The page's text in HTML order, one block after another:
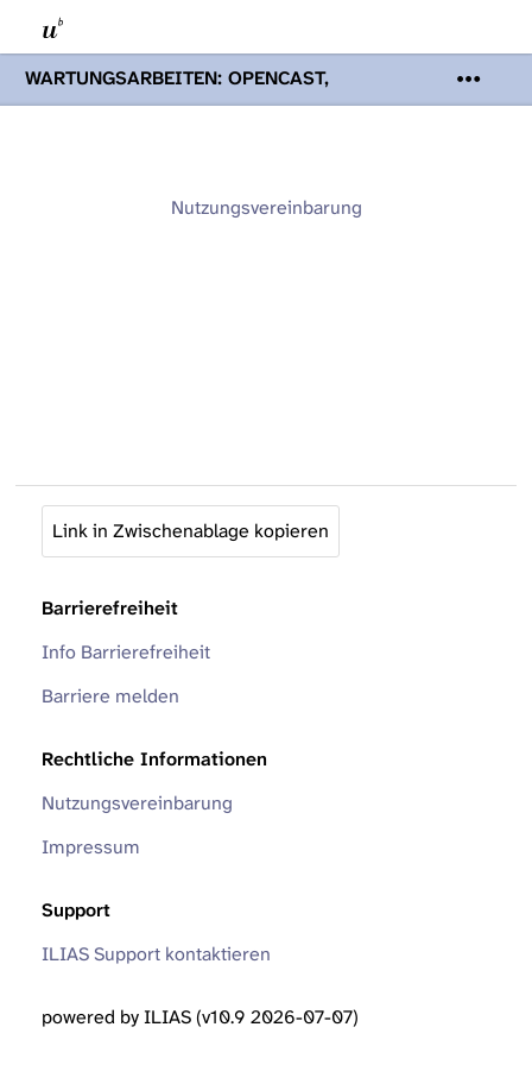
WARTUNGSARBEITEN: OPENCAST,
PODCASTS & TOBIRA
Mi 19. August
Opencast-Videos und Tobira nicht zur
Nutzungsvereinbarung
Link in Zwischenablage kopieren
Barrierefreiheit
Info Barrierefreiheit
Barriere melden
Rechtliche Informationen
Nutzungsvereinbarung
Impressum
Support
ILIAS Support kontaktieren
powered by ILIAS (v10.9 2026-07-07)